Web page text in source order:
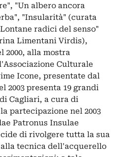
"Un albero ancora
"Insularità" (curata
radici del senso"
Limentani Virdis),
2000, alla mostra
Culturale
Icone, presentate dal
2003 presenta 19 grandi
Cagliari, a cura di
partecipazione nel 2003
Patronus Insulae
di rivolgere tutta la sua
tecnica dell'acquerello